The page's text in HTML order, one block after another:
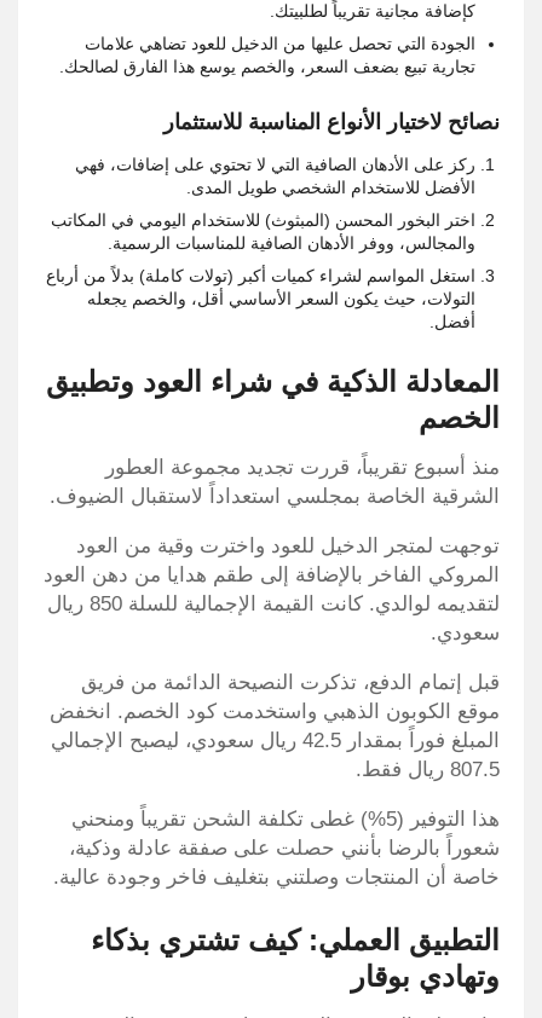
كإضافة مجانية تقريباً لطلبيتك.
الجودة التي تحصل عليها من الدخيل للعود تضاهي علامات
تجارية تبيع بضعف السعر، والخصم يوسع هذا الفارق لصالحك.
نصائح لاختيار الأنواع المناسبة للاستثمار
ركز على الأدهان الصافية التي لا تحتوي على إضافات، فهي
الأفضل للاستخدام الشخصي طويل المدى.
اختر البخور المحسن (المبثوث) للاستخدام اليومي في المكاتب
والمجالس، ووفر الأدهان الصافية للمناسبات الرسمية.
استغل المواسم لشراء كميات أكبر (تولات كاملة) بدلاً من أرباع
التولات، حيث يكون السعر الأساسي أقل، والخصم يجعله
أفضل.
المعادلة الذكية في شراء العود وتطبيق
الخصم
منذ أسبوع تقريباً، قررت تجديد مجموعة العطور
الشرقية الخاصة بمجلسي استعداداً لاستقبال الضيوف.
توجهت لمتجر الدخيل للعود واخترت وقية من العود
المروكي الفاخر بالإضافة إلى طقم هدايا من دهن العود
لتقديمه لوالدي. كانت القيمة الإجمالية للسلة 850 ريال
سعودي.
قبل إتمام الدفع، تذكرت النصيحة الدائمة من فريق
موقع الكوبون الذهبي واستخدمت كود الخصم. انخفض
المبلغ فوراً بمقدار 42.5 ريال سعودي، ليصبح الإجمالي
807.5 ريال فقط.
هذا التوفير (5%) غطى تكلفة الشحن تقريباً ومنحني
شعوراً بالرضا بأنني حصلت على صفقة عادلة وذكية،
خاصة أن المنتجات وصلتني بتغليف فاخر وجودة عالية.
التطبيق العملي: كيف تشتري بذكاء
وتهادي بوقار